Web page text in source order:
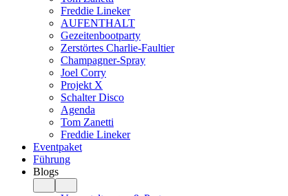
Freddie Lineker
AUFENTHALT
Gezeitenbootparty
Zerstörtes Charlie-Faultier
Champagner-Spray
Joel Corry
Projekt X
Schalter Disco
Agenda
Tom Zanetti
Freddie Lineker
Eventpaket
Führung
Blogs